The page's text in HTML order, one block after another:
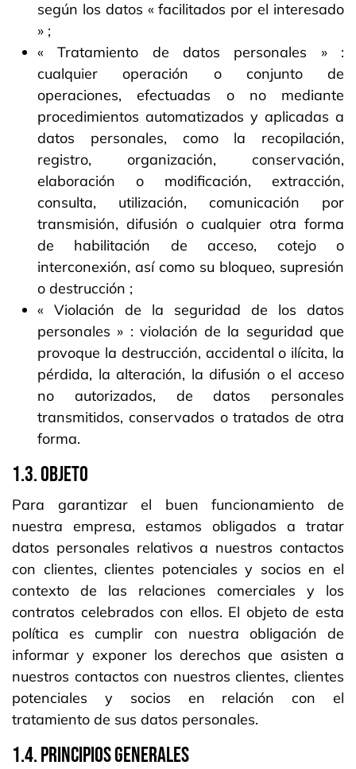
según los datos « facilitados por el interesado
» ;
« Tratamiento de datos personales » :
cualquier operación o conjunto de
operaciones, efectuadas o no mediante
procedimientos automatizados y aplicadas a
datos personales, como la recopilación,
registro, organización, conservación,
elaboración o modificación, extracción,
consulta, utilización, comunicación por
transmisión, difusión o cualquier otra forma
de habilitación de acceso, cotejo o
interconexión, así como su bloqueo, supresión
o destrucción ;
« Violación de la seguridad de los datos
personales » : violación de la seguridad que
provoque la destrucción, accidental o ilícita, la
pérdida, la alteración, la difusión o el acceso
no autorizados, de datos personales
transmitidos, conservados o tratados de otra
forma.
1.3. OBJETO
Para garantizar el buen funcionamiento de
nuestra empresa, estamos obligados a tratar
datos personales relativos a nuestros contactos
con clientes, clientes potenciales y socios en el
contexto de las relaciones comerciales y los
contratos celebrados con ellos. El objeto de esta
política es cumplir con nuestra obligación de
informar y exponer los derechos que asisten a
nuestros contactos con nuestros clientes, clientes
potenciales y socios en relación con el
tratamiento de sus datos personales.
1.4. PRINCIPIOS GENERALES